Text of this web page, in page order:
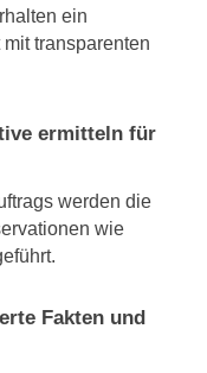
ein
transparenten
ermitteln für
werden die
wie
Fakten und